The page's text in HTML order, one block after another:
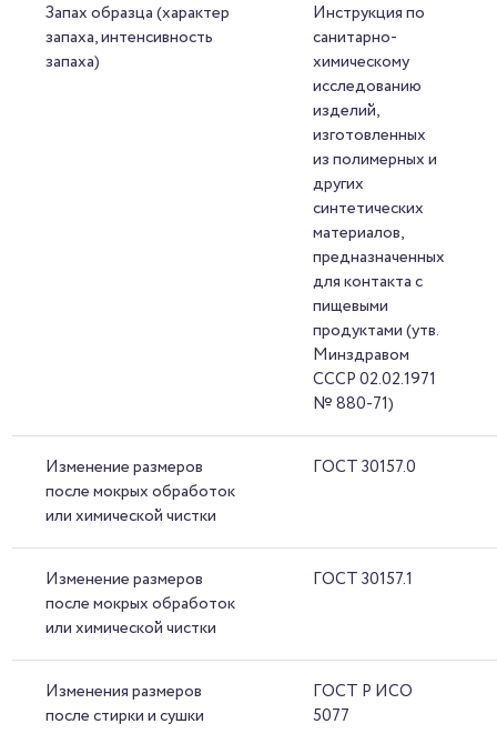
Запах образца (характер
запаха, интенсивность
запаха)
Инструкция по
санитарно-
химическому
исследованию
изделий,
изготовленных
из полимерных и
других
синтетических
материалов,
предназначенных
для контакта с
пищевыми
продуктами (утв.
Минздравом
СССР 02.02.1971
№ 880-71)
Изменение размеров
после мокрых обработок
или химической чистки
ГОСТ 30157.0
Изменение размеров
после мокрых обработок
или химической чистки
ГОСТ 30157.1
Изменения размеров
после стирки и сушки
ГОСТ Р ИСО
5077